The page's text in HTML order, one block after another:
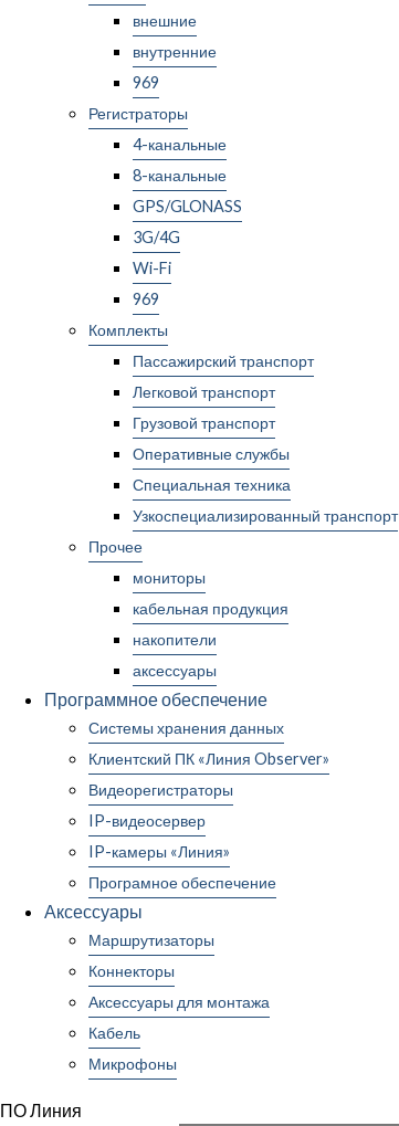
внешние
внутренние
969
Регистраторы
4-канальные
8-канальные
GPS/GLONASS
3G/4G
Wi-Fi
969
Комплекты
Пассажирский транспорт
Легковой транспорт
Грузовой транспорт
Оперативные службы
Специальная техника
Узкоспециализированный транспорт
Прочее
мониторы
кабельная продукция
накопители
аксессуары
Программное обеспечение
Системы хранения данных
Клиентский ПК «Линия Observer»
Видеорегистраторы
IP-видеосервер
IP-камеры «Линия»
Програмное обеспечение
Аксессуары
Маршрутизаторы
Коннекторы
Аксессуары для монтажа
Кабель
Микрофоны
ПО Линия